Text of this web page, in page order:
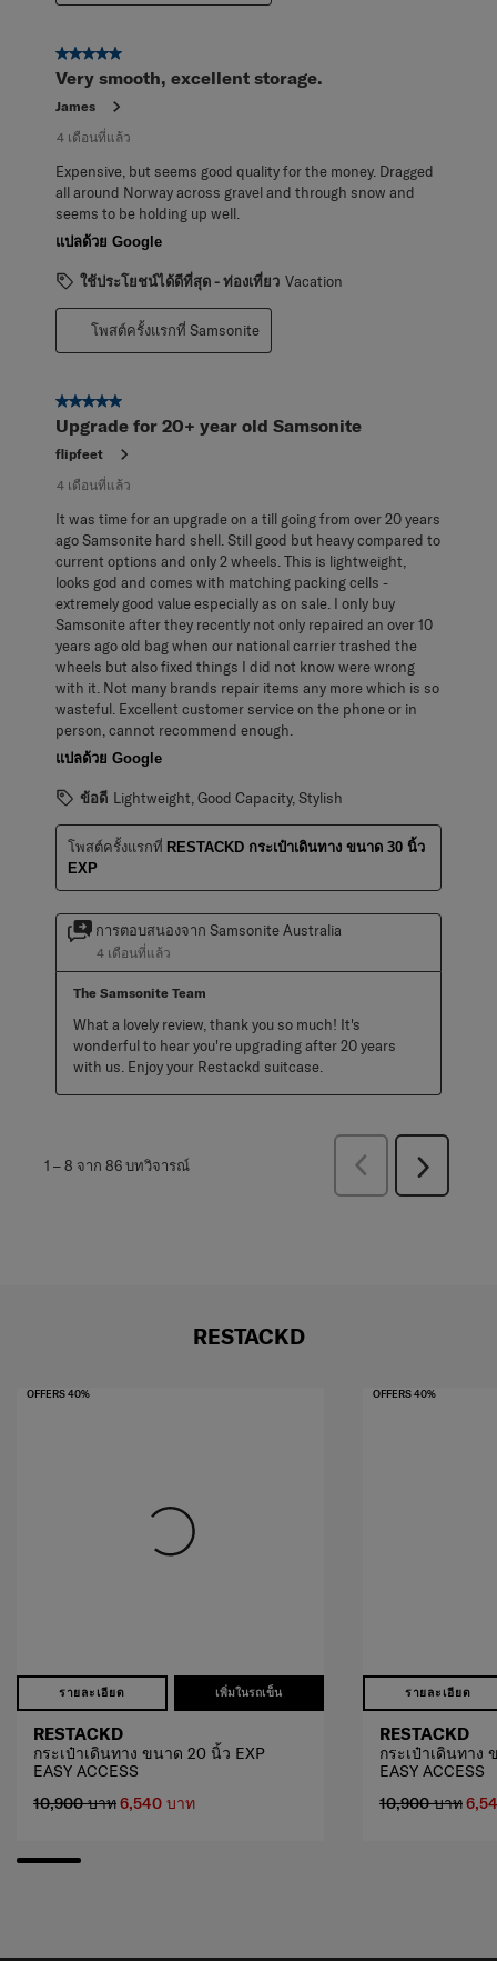
5 จาก 5 ดาว
Very smooth, excellent storage.
James
4 เดือนที่แล้ว
Expensive, but seems good quality for the money. Dragged
all around Norway across gravel and through snow and
seems to be holding up well.
แปลด้วย Google
ใช้ประโยชน์ได้ดีที่สุด - ท่องเที่ยว Vacation
โพสต์ครั้งแรกที่ Samsonite
5 จาก 5 ดาว
Upgrade for 20+ year old Samsonite
flipfeet
4 เดือนที่แล้ว
It was time for an upgrade on a till going from over 20 years
ago Samsonite hard shell. Still good but heavy compared to
current options and only 2 wheels. This is lightweight,
looks god and comes with matching packing cells -
extremely good value especially as on sale. I only buy
Samsonite after they recently not only repaired an over 10
years ago old bag when our national carrier trashed the
wheels but also fixed things I did not know were wrong
with it. Not many brands repair items any more which is so
wasteful. Excellent customer service on the phone or in
person, cannot recommend enough.
แปลด้วย Google
ข้อดี Lightweight, Good Capacity, Stylish
โพสต์ครั้งแรกที่ RESTACKD กระเป๋าเดินทาง ขนาด 30 นิ้ว
EXP
การตอบสนองจาก Samsonite Australia
4 เดือนที่แล้ว
The Samsonite Team
What a lovely review, thank you so much! It's
wonderful to hear you're upgrading after 20 years
with us. Enjoy your Restackd suitcase.
1 –8 จาก 86บทวิจารณ์
ก่อน
ถัด
RESTACKD
รายละเอียด เพิ่มในรถเข็น
OFFERS 40%
RESTACKD
กระเป๋าเดินทาง ขนาด 20 นิ้ว EXP
EASY ACCESS
10,900 บาท6,540 บาท
รายละเอียด
OFFERS 40%
RESTACKD
กระเป๋าเดินทาง
EASY ACCESS
10,900 บาท